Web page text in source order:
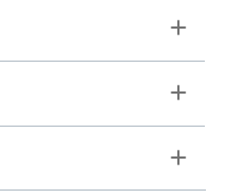
Toggle
Toggle
Toggle